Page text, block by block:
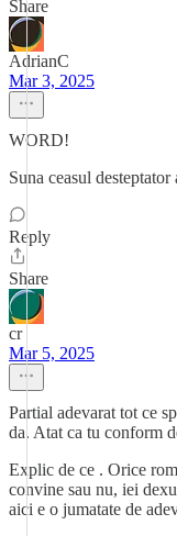
Share
AdrianC
Mar 3, 2025
WORD!
Suna ceasul
Reply
Share
cr
Mar 5, 2025
Partial adevarat tot ce
da. Atat ca tu conform
Explic de ce . Orice
convine sau nu, iei
aici e o jumatate de